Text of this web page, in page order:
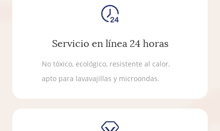
Servicio en línea 24 horas
No tóxico, ecológico, resistente al calor,
apto para lavavajillas y microondas.